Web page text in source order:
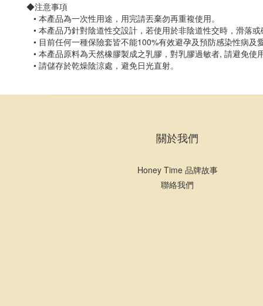
◆注意事項
• 本產品為一次性用途，用完請丟棄勿再重複使用。
• 本產品乃針對陰道性交設計，若使用於非陰道性交時，滑落
• 目前任何一種保險套皆不能100%有效避孕及預防感染性病及
• 本產品原料為天然橡膠製成之乳膠，對乳膠過敏者, 請避免使
• 請儲存於乾燥陰涼處，避免日光直射。
關於我們
Honey Time 品牌故事
聯絡我們